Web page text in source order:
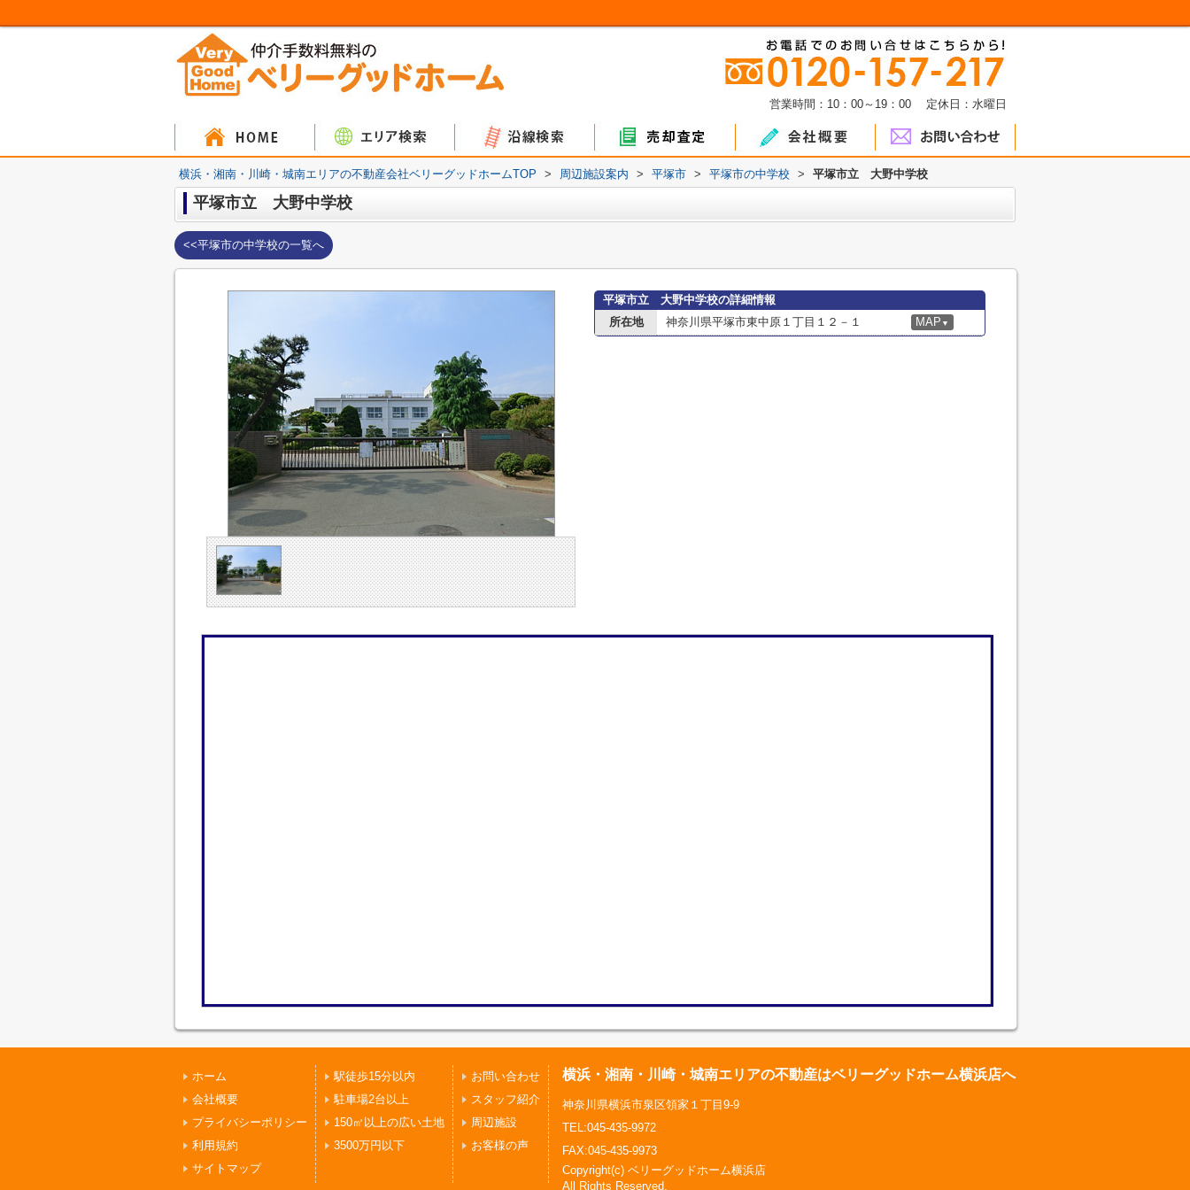
営業時間：10：00～19：00 定休日：水曜日
戸建て
マンション
土地 戸建て
マンション
土地
横浜・湘南・川崎・城南エリアの不動産会社ベリーグッドホームTOP > 周辺施設案内 > 平塚市 > 平塚市の中学校 > 平塚市立 大野中学校
平塚市立 大野中学校
<<平塚市の中学校の一覧へ
平塚市立 大野中学校の詳細情報
所在地
神奈川県平塚市東中原１丁目１２－１ MAP ▼
ホーム
会社概要
プライバシーポリシー
利用規約
サイトマップ
駅徒歩15分以内
駐車場2台以上
150㎡以上の広い土地
3500万円以下
お問い合わせ
スタッフ紹介
周辺施設
お客様の声
横浜・湘南・川崎・城南エリアの不動産はベリーグッドホーム横浜店へ
神奈川県横浜市泉区領家１丁目9-9
TEL:045-435-9972
FAX:045-435-9973
Copyright(c) ベリーグッドホーム横浜店
All Rights Reserved.